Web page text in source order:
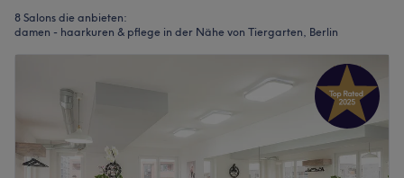
8 Salons die anbieten:
damen - haarkuren & pflege in der Nähe von Tiergarten, Berlin